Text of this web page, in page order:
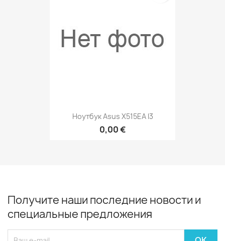
Ноутбук Asus X515EA I3
0,00 €
Получите наши последние новости и
специальные предложения